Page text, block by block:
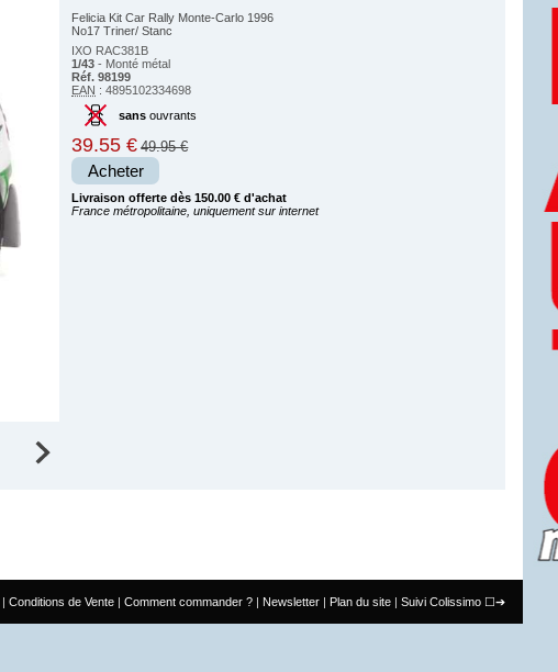
Felicia Kit Car Rally Monte-Carlo 1996
No17 Triner/ Stanc
IXO RAC381B
1/43 - Monté métal
Réf. 98199
EAN : 4895102334698
sansouvrants
39.55 € 49.95 €
Acheter
Livraison offerte dès 150.00 € d'achat
France métropolitaine, uniquement sur internet
Conditions de Vente Comment commander ? Newsletter Plan du site Suivi Colissimo